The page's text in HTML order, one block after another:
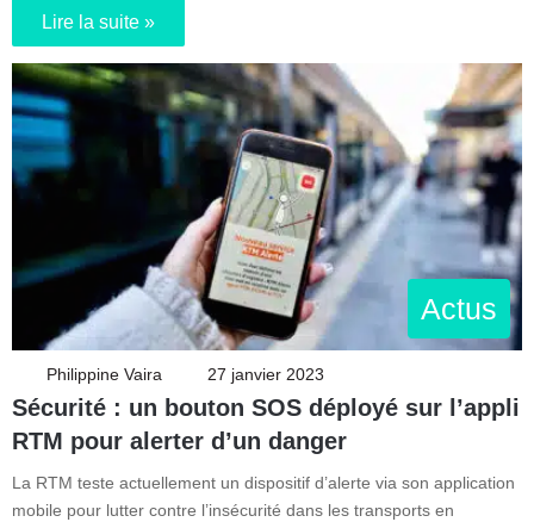
Lire la suite »
Actus
Philippine Vaira 27 janvier 2023
Sécurité : un bouton SOS déployé sur l’appli
RTM pour alerter d’un danger
La RTM teste actuellement un dispositif d’alerte via son application
mobile pour lutter contre l’insécurité dans les transports en